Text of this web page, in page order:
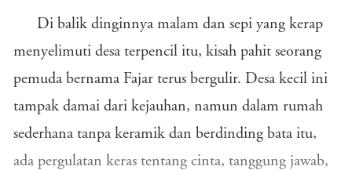
Di balik dinginnya malam dan sepi yang kerap
menyelimuti desa terpencil itu, kisah pahit seorang
pemuda bernama Fajar terus bergulir. Desa kecil ini
tampak damai dari kejauhan, namun dalam rumah
sederhana tanpa keramik dan berdinding bata itu,
ada pergulatan keras tentang cinta, tanggung jawab,